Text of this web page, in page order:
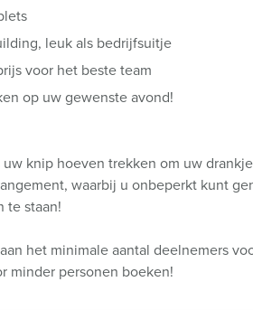
leuk als bedrijfsuitje
voor het beste team
op uw gewenste avond!
knip hoeven trekken om uw
waarbij u onbeperkt kunt
te staan!
het minimale aantal deelnemers
minder personen boeken!